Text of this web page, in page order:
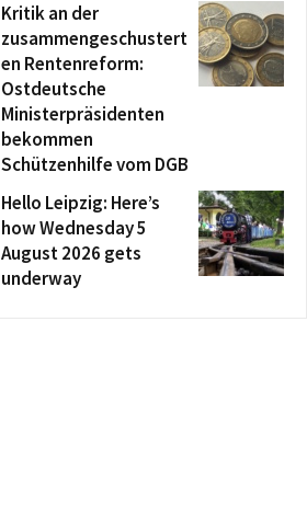
Kritik an der
zusammengeschustert
en Rentenreform:
Ostdeutsche
Ministerpräsidenten
bekommen
Schützenhilfe vom DGB
Hello Leipzig: Here’s
how Wednesday 5
August 2026 gets
underway